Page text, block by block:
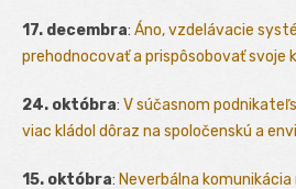
17. decembra: Áno, vzdelávacie
prehodnocovať a prispôsobovať svoje
24. októbra: V súčasnom
viac kládol dôraz na spoločenskú a
15. októbra: Neverbálna